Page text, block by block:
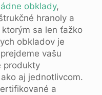
obklady,
hranoly a
sa len ťažko
obkladov je
vašu
produkty
aj jednotlivcom.
a